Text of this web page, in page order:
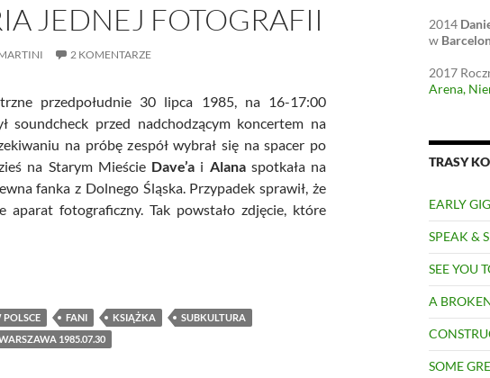
JEDNEJ FOTOGRAFII
2 KOMENTARZE
przedpołudnie 30 lipca 1985, na 16-17:00
soundcheck przed nadchodzącym koncertem na
na próbę zespół wybrał się na spacer po
na Starym Mieście Dave’a i Alanaspotkała na
fanka z Dolnego Śląska. Przypadek sprawił, że
aparat fotograficzny. Tak powstało zdjęcie, które
jednej fotografii
POLSCE FANI KSIĄŻKA
SUBKULTURA
1985.07.30
2014
w
2017
Arena,
TRASY
EARLY
SPEAK &
SEE YOU
A
SOME